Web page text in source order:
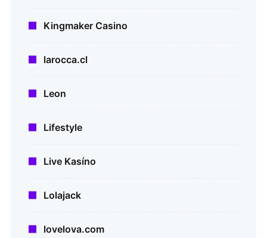
Kingmaker Casino
larocca.cl
Leon
Lifestyle
Live Kasíno
Lolajack
lovelova.com